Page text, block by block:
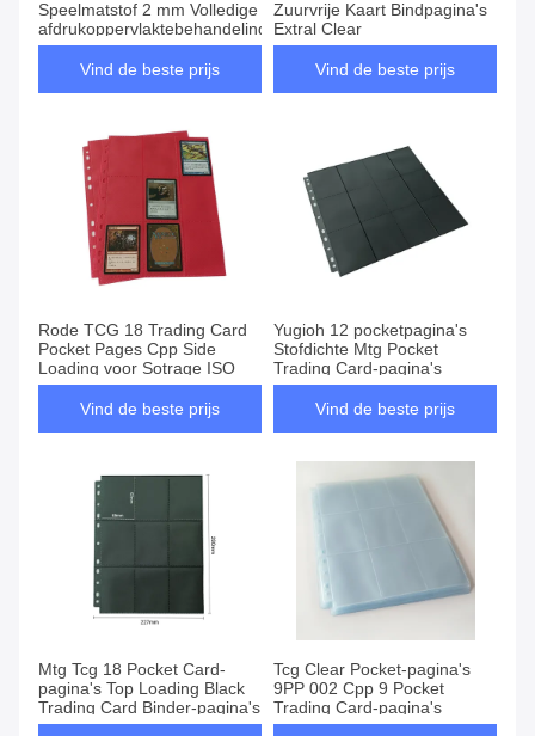
Speelmatstof 2 mm Volledige
afdrukoppervlaktebehandeling:
Vind de beste prijs
Zuurvrije Kaart Bindpagina's
Extral Clear
Vind de beste prijs
Rode TCG 18 Trading Card
Pocket Pages Cpp Side
Loading voor Sotrage ISO
Vind de beste prijs
Yugioh 12 pocketpagina's
Stofdichte Mtg Pocket
Trading Card-pagina's
Vind de beste prijs
Mtg Tcg 18 Pocket Card-
pagina's Top Loading Black
Trading Card Binder-pagina's
Tcg Clear Pocket-pagina's
9PP 002 Cpp 9 Pocket
Trading Card-pagina's